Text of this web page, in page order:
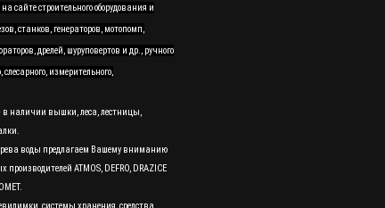
сайте строительного оборудования и
станков, генераторов, мотопомп,
дрелей, шуруповертов и др., ручного
измерительного,
в наличии вышки, леса, лестницы,
воды предлагаем Вашему вниманию
ATMOS, DEFRO, DRAZICE
системы хранения, средства